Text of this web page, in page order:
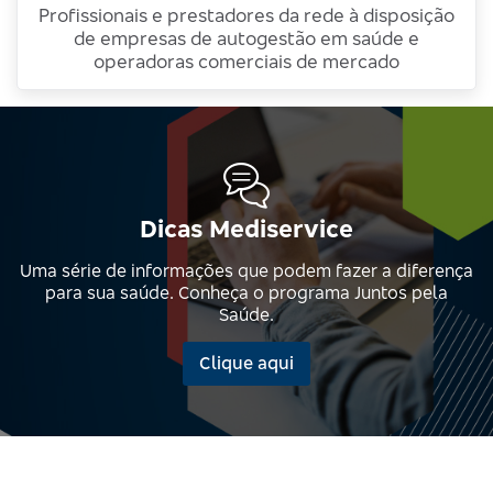
Profissionais e prestadores da rede à disposição
de empresas de autogestão em saúde e
operadoras comerciais de mercado
Dicas Mediservice
Uma série de informações que podem fazer a diferença
para sua saúde. Conheça o programa Juntos pela
Saúde.
Clique aqui